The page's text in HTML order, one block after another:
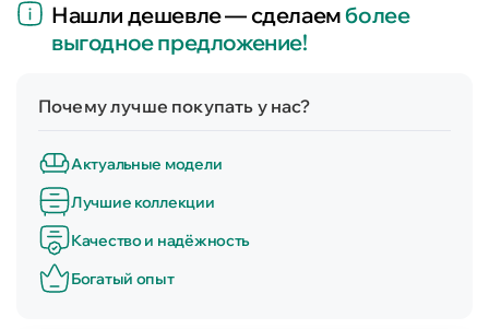
Нашли дешевле — сделаемболее
выгодное предложение!
Почему лучше покупать у нас?
Актуальные модели
Лучшие коллекции
Качество и надёжность
Богатый опыт